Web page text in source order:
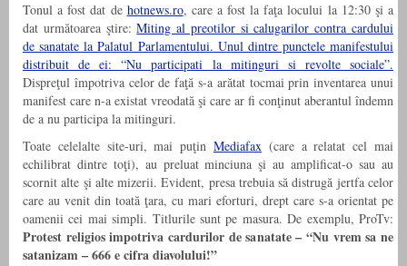
Tonul a fost dat de hotnews.ro, care a fost la faţa locului la 12:30 şi a
dat următoarea ştire:Miting al preotilor si calugarilor contra cardului
de sanatate la Palatul Parlamentului. Unul dintre punctele manifestului
distribuit de ei: “Nu participati la mitinguri si revolte sociale”.
Dispreţul împotriva celor de faţă s-a arătat tocmai prin inventarea unui
manifest care n-a existat vreodată şi care ar fi conţinut aberantul îndemn
de a nu participa la mitinguri.
Toate celelalte site-uri, mai puţin Mediafax (care a relatat cel mai
echilibrat dintre toţi), au preluat minciuna şi au amplificat-o sau au
scornit alte şi alte mizerii. Evident, presa trebuia să distrugă jertfa celor
care au venit din toată ţara, cu mari eforturi, drept care s-a orientat pe
oamenii cei mai simpli. Titlurile sunt pe masura. De exemplu, ProTv:
Protest religios impotriva cardurilor de sanatate – “Nu vrem sa ne
satanizam – 666 e cifra diavolului!”